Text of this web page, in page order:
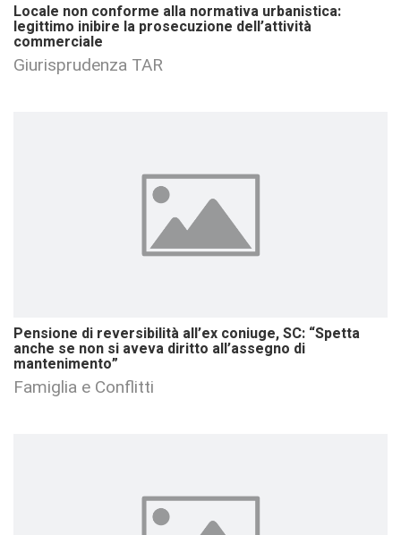
Locale non conforme alla normativa urbanistica:
legittimo inibire la prosecuzione dell’attività
commerciale
Giurisprudenza TAR
Pensione di reversibilità all’ex coniuge, SC: “Spetta
anche se non si aveva diritto all’assegno di
mantenimento”
Famiglia e Conflitti